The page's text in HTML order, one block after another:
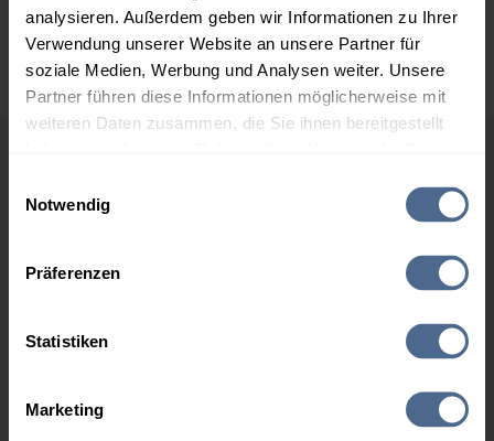
analysieren. Außerdem geben wir Informationen zu Ihrer
Verwendung unserer Website an unsere Partner für
soziale Medien, Werbung und Analysen weiter. Unsere
Partner führen diese Informationen möglicherweise mit
weiteren Daten zusammen, die Sie ihnen bereitgestellt
Notwendig
Präferenzen
Statistiken
Marketing
Preise für Heizöl in Standardqualität nach Ö-Norm C 1109 in € / 100
Liter inkl. MwSt. und Lieferung bei einer Lieferstelle.
Höchst- und Tiefststände der
Heizölpreise in Maishofen
4 Wochen 30.07.2026